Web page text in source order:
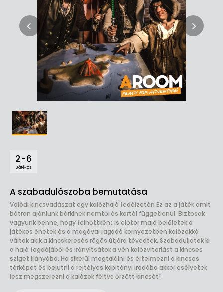
2-6
Játékos
A szabadulószoba bemutatása
Valódi kincsvadászat egy kalózhajó fedélzetén Ez az a játék amit
bátran ajánlunk bárkinek nemtől és kortól függetlenül. Biztosak
vagyunk benne, hogy felnőttként is előtör majd belőletek a
játékos énetek és a magával ragadó környezetben kalózokká
váltok akik a kincskeresés rögös útjára tévedtek. Szabaduljatok ki
a hajó fogdájából és irányítsátok a vén kalózvitorlást a kincses
sziget irányába. Ha sikerül megtalálni és értelmezni a kincses
térképet és bejutni a rejtélyes kapitányi irodába akkor esélyetek
lesz megszerezni a kalózok féltve őrzött kincsét!